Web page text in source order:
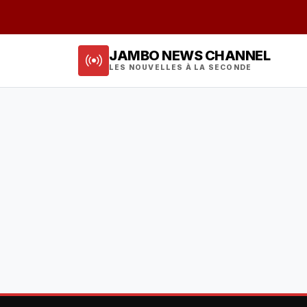
JAMBO NEWS CHANNEL
LES NOUVELLES À LA SECONDE